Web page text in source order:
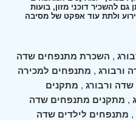
להשכיר דוכני מזון, בועות
ולתת עוד אפקט של מסיבה
, השכרת מתנפחים שדה
ורבורג , מתנפחים למכירה
ורבורג , מתקנים
, מתקנים מתנפחים שדה
, מתנפחים לילדים שדה